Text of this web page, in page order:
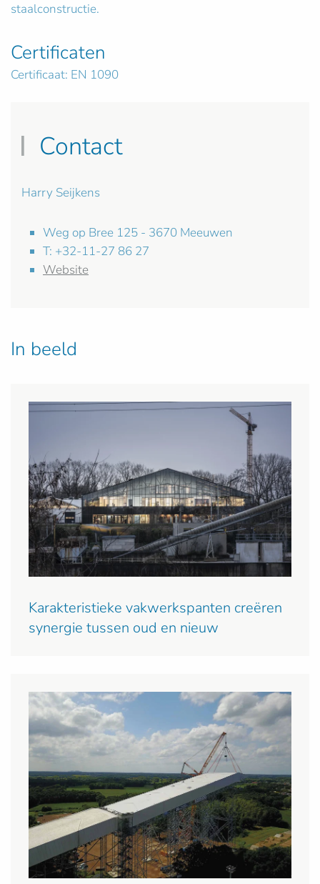
staalconstructie.
Certificaten
Certificaat: EN 1090
Contact
Harry Seijkens
Weg op Bree 125 - 3670 Meeuwen
T: +32-11-27 86 27
Website
In beeld
Karakteristieke vakwerkspanten creëren
synergie tussen oud en nieuw